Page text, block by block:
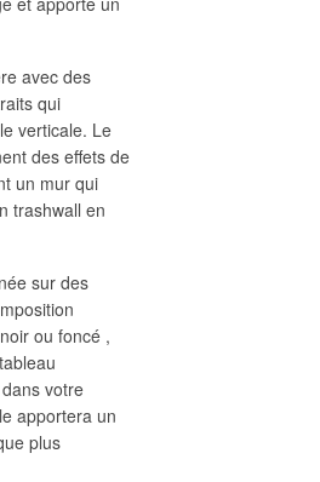
avec des
qui
verticale. Le
des effets de
un mur qui
trashwall en
sur des
ou foncé ,
votre
apportera un
plus